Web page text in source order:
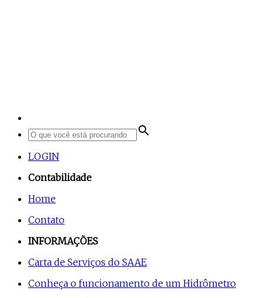
search
LOGIN
Contabilidade
Home
Contato
INFORMAÇÕES
Carta de Serviços do SAAE
Conheça o funcionamento de um Hidrômetro